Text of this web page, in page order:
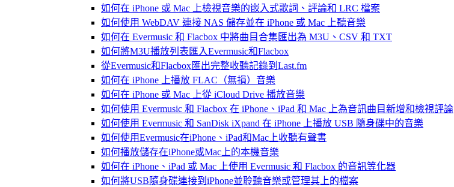
如何在 iPhone 或 Mac 上檢視音樂的嵌入式歌詞、評論和 LRC 檔案
如何使用 WebDAV 連接 NAS 儲存並在 iPhone 或 Mac 上聽音樂
如何在 Evermusic 和 Flacbox 中將曲目合集匯出為 M3U、CSV 和 TXT
如何將M3U播放列表匯入Evermusic和Flacbox
從Evermusic和Flacbox匯出完整收聽記錄到Last.fm
如何在 iPhone 上播放 FLAC（無損）音樂
如何在 iPhone 或 Mac 上從 iCloud Drive 播放音樂
如何使用 Evermusic 和 Flacbox 在 iPhone、iPad 和 Mac 上為音訊曲目新增和檢視評論
如何使用 Evermusic 和 SanDisk iXpand 在 iPhone 上播放 USB 隨身碟中的音樂
如何使用Evermusic在iPhone、iPad和Mac上收聽有聲書
如何播放儲存在iPhone或Mac上的本機音樂
如何在 iPhone、iPad 或 Mac 上使用 Evermusic 和 Flacbox 的音訊等化器
如何將USB隨身碟連接到iPhone並聆聽音樂或管理其上的檔案